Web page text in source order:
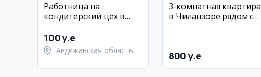
Работница на
кондитерский цех в
100 y.e
Андижанская область,
3-комнатная квартира
в Чиланзоре рядом с
800 y.e